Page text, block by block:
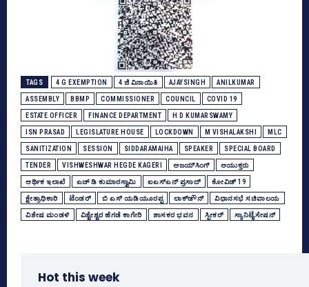
TAGS 4 G EXEMPTION 4 ಜಿ ವಿನಾಯಿತಿ AJAYSINGH ANILKUMAR
ASSEMBLY BBMP COMMISSIONER COUNCIL COVID 19
ESTATE OFFICER FINANCE DEPARTMENT H D KUMARSWAMY
ISN PRASAD LEGISLATURE HOUSE LOCKDOWN M VISHALAKSHI MLC
SANITIZATION SESSION SIDDARAMAIHA SPEAKER SPECIAL BOARD
TENDER VISHWESHWAR HEGDE KAGERI ಅಜಯ್‌ಸಿಂಗ್‌ ಆಯುಕ್ತರು
ಆರ್ಥಿಕ ಇಲಾಖೆ ಎಚ್‌ ಡಿ ಕುಮಾರಸ್ವಾಮಿ ಐಎಸ್‌ಎನ್‌ ಪ್ರಸಾದ್‌ ಕೋವಿಡ್‌ 19
ಕ್ಷೇತ್ರಾಧಿಕಾರಿ ಟೆಂಡರ್‌ ಬಿ ಎಸ್‌ ಯಡಿಯೂರಪ್ಪ ಲಾಕ್‌ಡೌನ್‌ ವಿಧಾನಸಭೆ ಸಚಿವಾಲಯ
ವಿಶೇಷ ಮಂಡಳಿ ವಿಶ್ವೇಶ್ವರ ಹೆಗಡೆ ಕಾಗೇರಿ ಶಾಸಕರ ಭವನ ಸ್ಪೀಕರ್‌ ಸ್ಯಾನಿಟೈಸೇಷನ್‌
Hot this week